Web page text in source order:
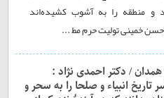
و منطقه را به آشوب کشیده‌اند
خمینی تولیت حرم مط ...
/ دکتر احمدی نژاد :
تاریخ انبیاء و صلحا را به سحر و